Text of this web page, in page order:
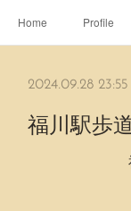
Home Profile
2024.09.28 23:55
福川駅歩